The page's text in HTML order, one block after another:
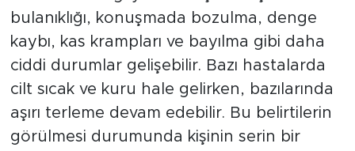
bulanıklığı, konuşmada bozulma, denge
kaybı, kas krampları ve bayılma gibi daha
ciddi durumlar gelişebilir. Bazı hastalarda
cilt sıcak ve kuru hale gelirken, bazılarında
aşırı terleme devam edebilir. Bu belirtilerin
görülmesi durumunda kişinin serin bir